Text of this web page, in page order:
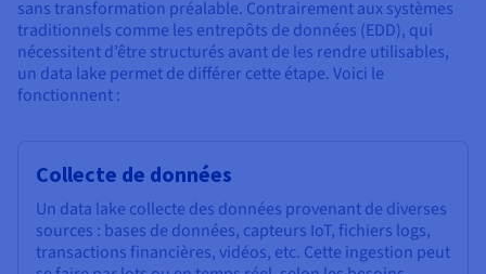
sans transformation préalable. Contrairement aux systèmes
traditionnels comme les entrepôts de données (EDD), qui
nécessitent d’être structurés avant de les rendre utilisables,
un data lake permet de différer cette étape. Voici le
fonctionnent :
Collecte de données
Un data lake collecte des données provenant de diverses
sources : bases de données, capteurs IoT, fichiers logs,
transactions financières, vidéos, etc. Cette ingestion peut